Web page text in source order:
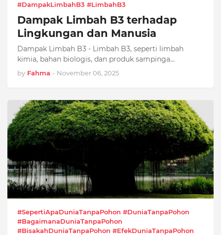
#DampakLimbahB3 #LimbahB3
Dampak Limbah B3 terhadap
Lingkungan dan Manusia
Dampak Limbah B3 - Limbah B3, seperti limbah
kimia, bahan biologis, dan produk sampinga…
by Fahma - November 06, 2025
#SepertiApaDuniaTanpaPohon #DuniaTanpaPohon
#BagaimanaDuniaTanpaPohon
#BisakahDuniaTanpaPohon #EfekDuniaTanpaPohon